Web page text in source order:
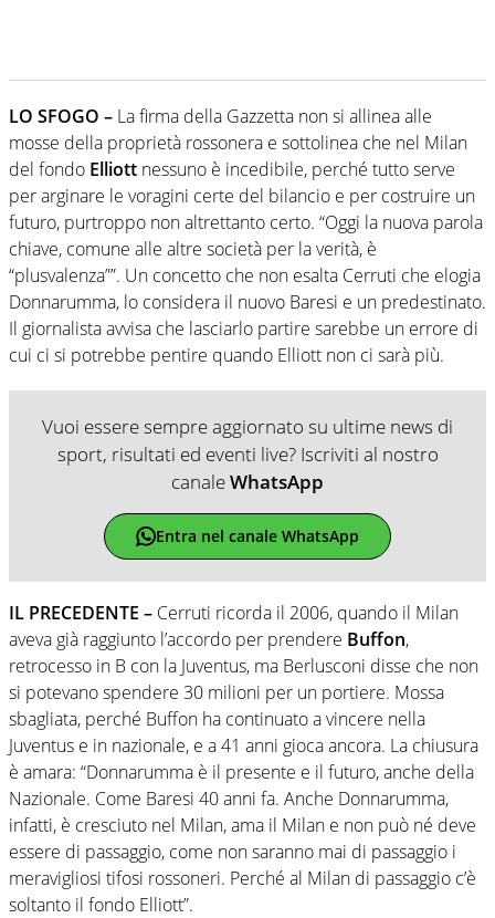
LO SFOGO – La firma della Gazzetta non si allinea alle
mosse della proprietà rossonera e sottolinea che nel Milan
del fondo Elliott nessuno è incedibile, perché tutto serve
per arginare le voragini certe del bilancio e per costruire un
futuro, purtroppo non altrettanto certo. “Oggi la nuova parola
chiave, comune alle altre società per la verità, è
“plusvalenza””. Un concetto che non esalta Cerruti che elogia
Donnarumma, lo considera il nuovo Baresi e un predestinato.
Il giornalista avvisa che lasciarlo partire sarebbe un errore di
cui ci si potrebbe pentire quando Elliott non ci sarà più.
Vuoi essere sempre aggiornato su ultime news di
sport, risultati ed eventi live? Iscriviti al nostro
canaleWhatsApp
Entra nel canale WhatsApp
IL PRECEDENTE – Cerruti ricorda il 2006, quando il Milan
aveva già raggiunto l’accordo per prendere Buffon,
retrocesso in B con la Juventus, ma Berlusconi disse che non
si potevano spendere 30 milioni per un portiere. Mossa
sbagliata, perché Buffon ha continuato a vincere nella
Juventus e in nazionale, e a 41 anni gioca ancora. La chiusura
è amara: “Donnarumma è il presente e il futuro, anche della
Nazionale. Come Baresi 40 anni fa. Anche Donnarumma,
infatti, è cresciuto nel Milan, ama il Milan e non può né deve
essere di passaggio, come non saranno mai di passaggio i
meravigliosi tifosi rossoneri. Perché al Milan di passaggio c’è
soltanto il fondo Elliott”.